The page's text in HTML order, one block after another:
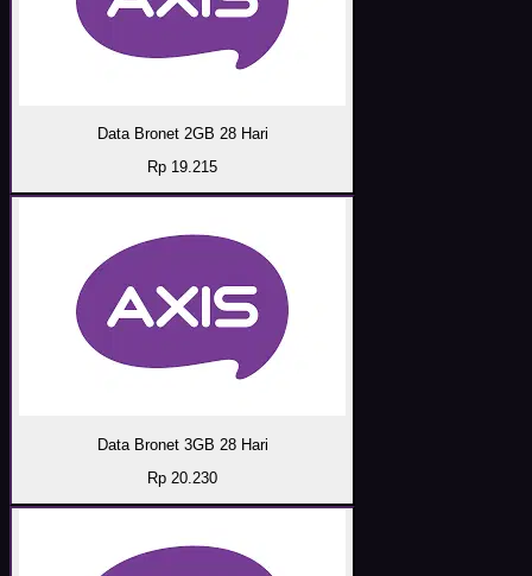
Data Bronet 2GB 28 Hari
Rp 19.215
Data Bronet 3GB 28 Hari
Rp 20.230